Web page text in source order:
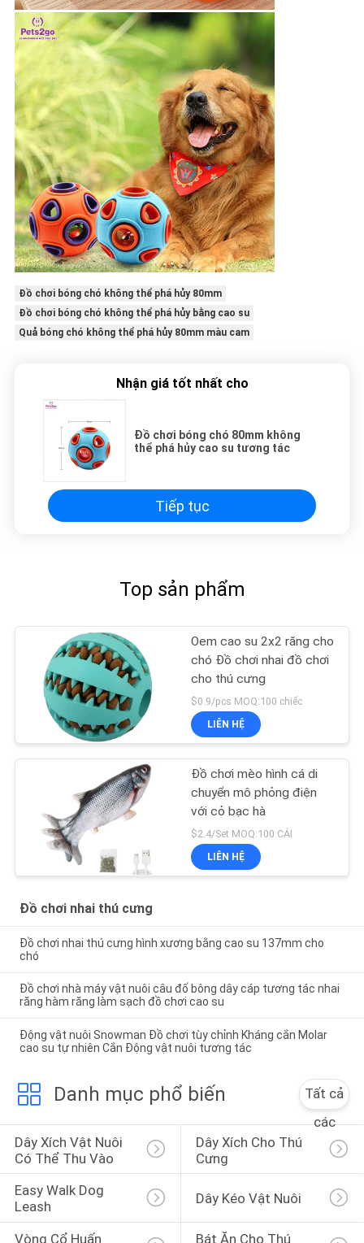
Đồ chơi bóng chó không thể phá hủy 80mm
Đồ chơi bóng chó không thể phá hủy bằng cao su
Quả bóng chó không thể phá hủy 80mm màu cam
Nhận giá tốt nhất cho
Đồ chơi bóng chó 80mm không
thể phá hủy cao su tương tác
Tiếp tục
Top sản phẩm
Oem cao su 2x2 răng cho
chó Đồ chơi nhai đồ chơi
cho thú cưng
$0.9/pcs MOQ:100 chiếc
LIÊN HỆ
Đồ chơi mèo hình cá di
chuyển mô phỏng điện
với cỏ bạc hà
$2.4/Set MOQ:100 CÁI
LIÊN HỆ
Đồ chơi nhai thú cưng
Đồ chơi nhai thú cưng hình xương bằng cao su 137mm cho
chó
Đồ chơi nhà máy vật nuôi câu đố bông dây cáp tương tác nhai
răng hàm răng làm sạch đồ chơi cao su
Động vật nuôi Snowman Đồ chơi tùy chỉnh Kháng cắn Molar
cao su tự nhiên Cắn Động vật nuôi tương tác
Danh mục phổ biến
Tất cả
các
Dây Xích Vật Nuôi
Có Thể Thu Vào
Dây Xích Cho Thú
Cưng
Easy Walk Dog
Leash
Dây Kéo Vật Nuôi
Vòng Cổ Huấn Bát Ăn Cho Thú